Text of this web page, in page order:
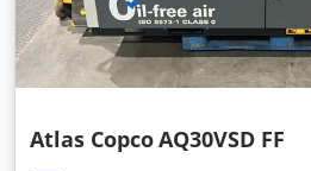
Atlas CopcoAQ30VSD FF